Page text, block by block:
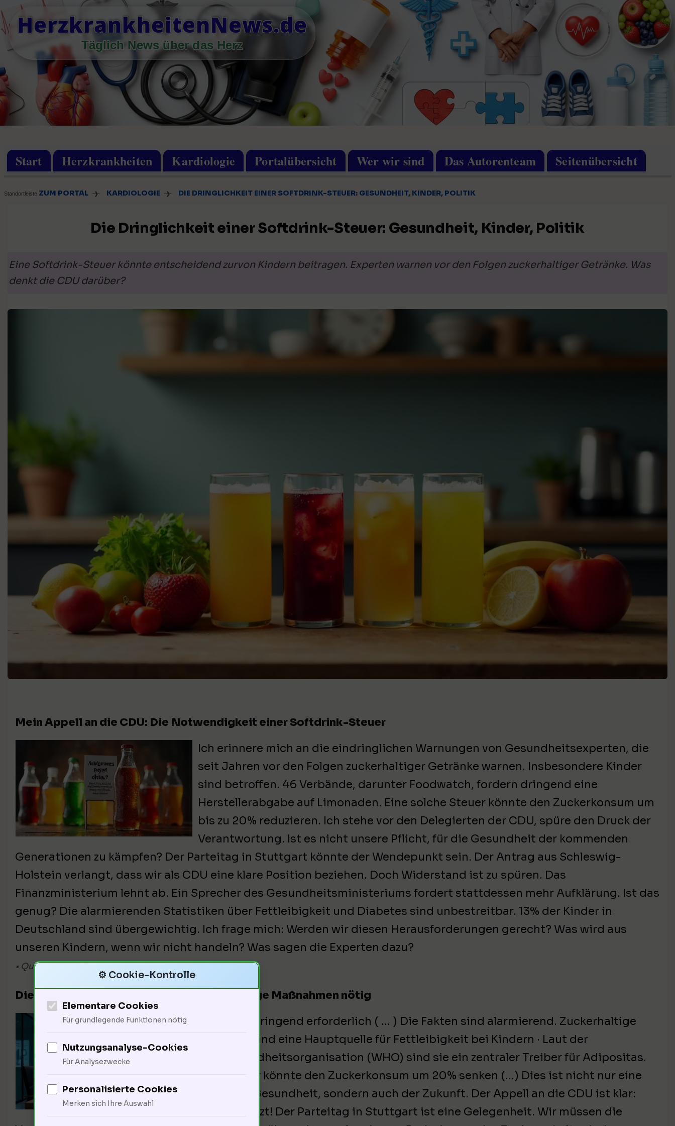
Skip
to
HerzkrankheitenNews.de
Täglich News über das Herz
Start Herzkrankheiten Kardiologie Portalübersicht Wer wir sind Das Autorenteam Seitenübersicht
Standortleiste ZUM PORTAL ❱ KARDIOLOGIE ❱ DIE DRINGLICHKEIT EINER SOFTDRINK-STEUER: GESUNDHEIT, KINDER, POLITIK
Die Dringlichkeit einer Softdrink-Steuer: Gesundheit, Kinder, Politik
Eine Softdrink-Steuer könnte entscheidend zurvon Kindern beitragen. Experten warnen vor den Folgen zuckerhaltiger Getränke. Was
denkt die CDU darüber?
Mein Appell an die CDU: Die Notwendigkeit einer Softdrink-Steuer
Ich erinnere mich an die eindringlichen Warnungen von Gesundheitsexperten, die
seit Jahren vor den Folgen zuckerhaltiger Getränke warnen. Insbesondere Kinder
sind betroffen. 46 Verbände, darunter Foodwatch, fordern dringend eine
Herstellerabgabe auf Limonaden. Eine solche Steuer könnte den Zuckerkonsum um
bis zu 20% reduzieren. Ich stehe vor den Delegierten der CDU, spüre den Druck der
Verantwortung. Ist es nicht unsere Pflicht, für die Gesundheit der kommenden
Generationen zu kämpfen? Der Parteitag in Stuttgart könnte der Wendepunkt sein. Der Antrag aus Schleswig-
Holstein verlangt, dass wir als CDU eine klare Position beziehen. Doch Widerstand ist zu spüren. Das
Finanzministerium lehnt ab. Ein Sprecher des Gesundheitsministeriums fordert stattdessen mehr Aufklärung. Ist das
genug? Die alarmierenden Statistiken über Fettleibigkeit und Diabetes sind unbestreitbar. 13% der Kinder in
Deutschland sind übergewichtig. Ich frage mich: Werden wir diesen Herausforderungen gerecht? Was wird aus
unseren Kindern, wenn wir nicht handeln? Was sagen die Experten dazu?
• Quelle: dpa, Schlagwörter, S. 1
Die Sicht der Gesundheitsexperten: Sofortige Maßnahmen nötig
Ja, sie ist dringend erforderlich ( … ) Die Fakten sind alarmierend. Zuckerhaltige
Getränke sind eine Hauptquelle für Fettleibigkeit bei Kindern · Laut der
Weltgesundheitsorganisation (WHO) sind sie ein zentraler Treiber für Adipositas.
Eine Steuer könnte den Zuckerkonsum um 20% senken (…) Dies ist nicht nur eine
Frage der Gesundheit, sondern auch der Zukunft. Der Appell an die CDU ist klar:
Handelt jetzt! Der Parteitag in Stuttgart ist eine Gelegenheit. Wir müssen die
⚙️ Cookie-Kontrolle
Elementare Cookies
Für grundlegende Funktionen nötig
Nutzungsanalyse-Cookies
Für Analysezwecke
Personalisierte Cookies
Merken sich Ihre Auswahl